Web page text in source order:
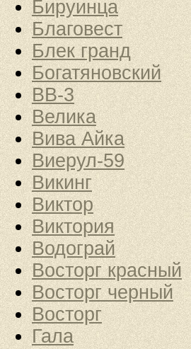
Бируинца
Благовест
Блек гранд
Богатяновский
ВВ-3
Велика
Вива Айка
Виерул-59
Викинг
Виктор
Виктория
Водограй
Восторг красный
Восторг черный
Восторг
Гала